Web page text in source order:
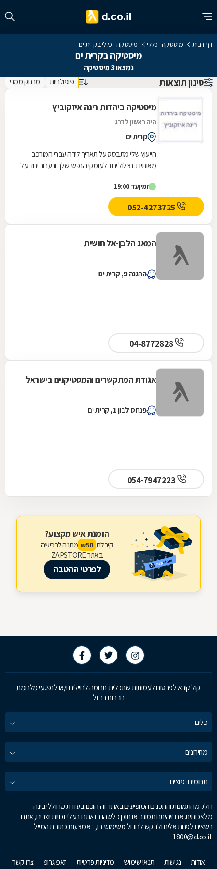
דף הבית מיסטיקה - כללי מיסטיקה - כללי בקרית ים
מיסטיקה בקרית ים
נמצאו 3 מיסטיקה
סינון תוצאות פופולריות מרחק ממני
מיסטיקה ביהדות רינה איזקוביץ
היה ראשון לדרג
קרית ים
הייעוץ שלי מתבסס על תאריך לידה עברי המורכב
מאותיות. נצלול יחד לעומקי הנפש שלך ונעבור יחד על
זמיןעד 19:00
המאג הלבן-אל חושית
ההגנה 9, קרית ים
04-8772828
אגודת המתקשרים והמסטיקנים בישראל
פנחס לבון 1, קרית ים
הזמנת איש מקצוע?
קיבלת 50
₪ מתנה לרכישה
באתר ZAPSTORE
לפרטי ההטבה
קול קורא לפרסום לעמותות שתכליתן תרומה לחיילים ו/או לנפגעי מלחמת
חרבות ברזל
כלים
מחירונים
תחומים נפוצים
חלק מהתמונות והתכנים המופיעים באתר זה הוכנו בעזרת מחוללי בינה
מלאכותית. אם זיהיתם תמונה או תוכן כלשהו בו אתם בעלי זכויות יוצרים, אתם
רשאים לפנות אלינו ולבקש לחדול משימוש בו, באמצעות כתובת המייל
1800@d.co.il
אודות נגישות תנאי שימוש מדיניות פרטיות זאפ גרופ צרו קשר